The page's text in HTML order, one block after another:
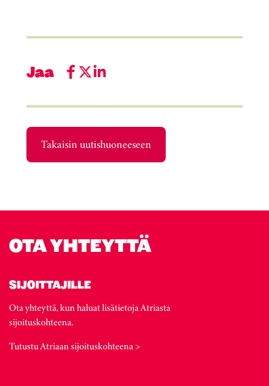
Jaa
Takaisin uutishuoneeseen
OTA YHTEYTTÄ
SIJOITTAJILLE
Ota yhteyttä, kun haluat lisätietoja Atriasta
sijoituskohteena.
Tutustu Atriaan sijoituskohteena >